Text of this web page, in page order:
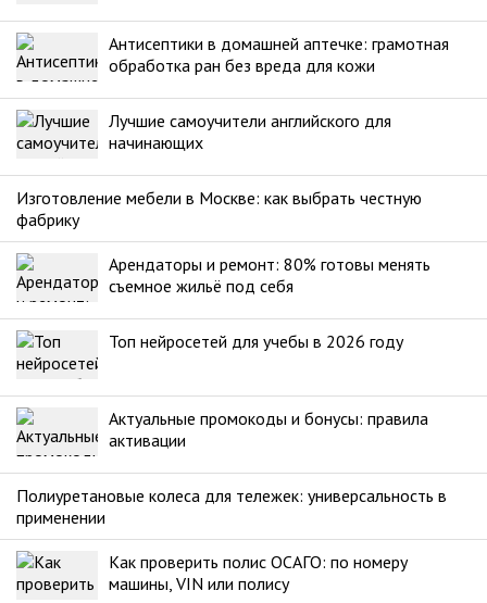
Антисептики в домашней аптечке: грамотная
обработка ран без вреда для кожи
Лучшие самоучители английского для
начинающих
Изготовление мебели в Москве: как выбрать честную
фабрику
Арендаторы и ремонт: 80% готовы менять
съемное жильё под себя
Топ нейросетей для учебы в 2026 году
Актуальные промокоды и бонусы: правила
активации
Полиуретановые колеса для тележек: универсальность в
применении
Как проверить полис ОСАГО: по номеру
машины, VIN или полису